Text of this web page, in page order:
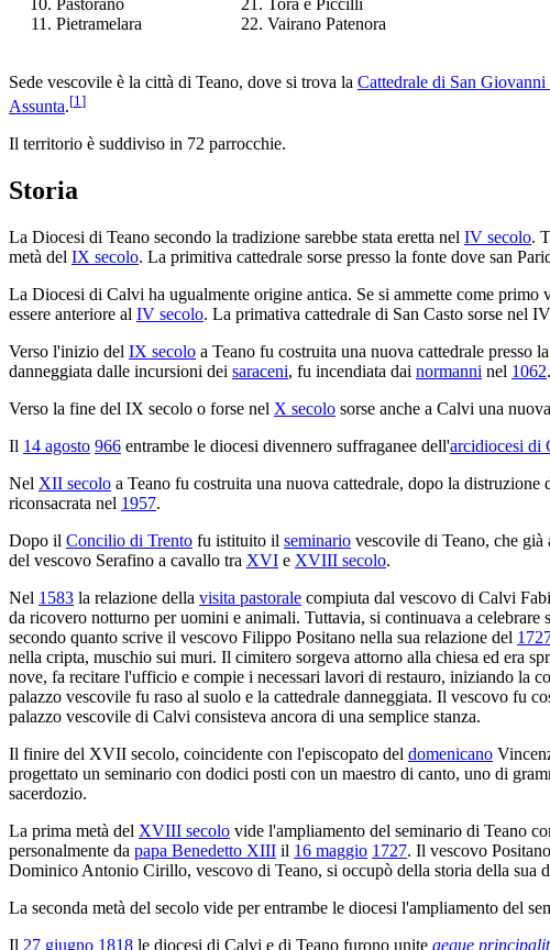
Pastorano
Pietramelara
Tora e Piccilli
Vairano Patenora
Sede vescovile è la città di Teano, dove si trova la Cattedrale di San
Assunta.[1]
Il territorio è suddiviso in 72 parrocchie.
Storia
La Diocesi di Teano secondo la tradizione sarebbe stata eretta nel IV secolo.
metà del IX secolo. La primitiva cattedrale sorse presso la fonte dove san
La Diocesi di Calvi ha ugualmente origine antica. Se si ammette come primo
essere anteriore al IV secolo. La primativa cattedrale di San Casto sorse nel
Verso l'inizio del IX secolo a Teano fu costruita una nuova cattedrale presso
danneggiata dalle incursioni dei saraceni, fu incendiata dai normanni nel 1062.
Verso la fine del IX secolo o forse nel X secolo sorse anche a Calvi una
Il 14 agosto 966 entrambe le diocesi divennero suffraganee dell'arcidiocesi di
Nel XII secolo a Teano fu costruita una nuova cattedrale, dopo la distruzione
riconsacrata nel 1957.
Dopo il Concilio di Trento fu istituito il seminario vescovile di Teano, che
del vescovo Serafino a cavallo tra XVI e XVIII secolo.
Nel 1583 la relazione della visita pastorale compiuta dal vescovo di Calvi
da ricovero notturno per uomini e animali. Tuttavia, si continuava a celebrare
secondo quanto scrive il vescovo Filippo Positano nella sua relazione del
nella cripta, muschio sui muri. Il cimitero sorgeva attorno alla chiesa ed era
nove, fa recitare l'ufficio e compie i necessari lavori di restauro, iniziando la
palazzo vescovile fu raso al suolo e la cattedrale danneggiata. Il vescovo fu
palazzo vescovile di Calvi consisteva ancora di una semplice stanza.
Il finire del XVII secolo, coincidente con l'episcopato del domenicano
progettato un seminario con dodici posti con un maestro di canto, uno di
sacerdozio.
La prima metà del XVIII secolo vide l'ampliamento del seminario di Teano
personalmente da papa Benedetto XIII il 16 maggio 1727. Il vescovo
Dominico Antonio Cirillo, vescovo di Teano, si occupò della storia della sua
La seconda metà del secolo vide per entrambe le diocesi l'ampliamento del
Il 27 giugno 1818 le diocesi di Calvi e di Teano furono unite aeque